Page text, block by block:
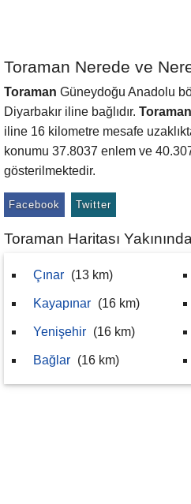
Toraman Nerede ve
Toraman Güneydoğu Anadolu
Diyarbakır iline bağlıdır. Toraman
iline 16 kilometre mesafe
konumu 37.8037 enlem ve
gösterilmektedir.
Facebook Twitter
Toraman Haritası
Çınar (13 km)
Kayapınar (16 km)
Yenişehir (16 km)
Bağlar (16 km)